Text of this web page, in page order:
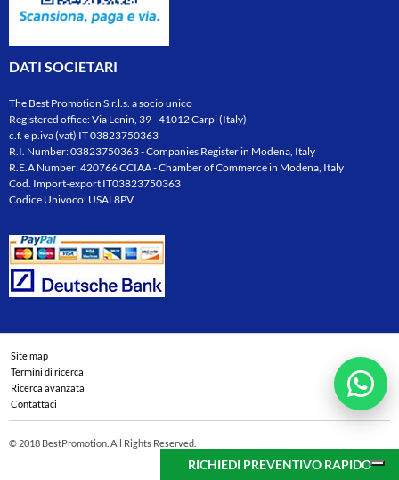
RICHIEDI PREVENTIVO RAPIDO
DATI SOCIETARI
The Best Promotion S.r.l.s. a socio unico
Registered office: Via Lenin, 39 - 41012 Carpi (Italy)
c.f. e p.iva (vat) IT 03823750363
R.I. Number: 03823750363 - Companies Register in Modena, Italy
R.E.A Number: 420766 CCIAA - Chamber of Commerce in Modena, Italy
Cod. Import-export IT03823750363
Codice Univoco: USAL8PV
Site map
Termini di ricerca
Ricerca avanzata
Contattaci
© 2018 BestPromotion. All Rights Reserved.